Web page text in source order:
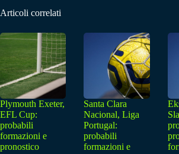
Articoli correlati
Plymouth Exeter,
EFL Cup:
probabili
formazioni e
pronostico
Santa Clara
Nacional, Liga
Portugal:
probabili
formazioni e